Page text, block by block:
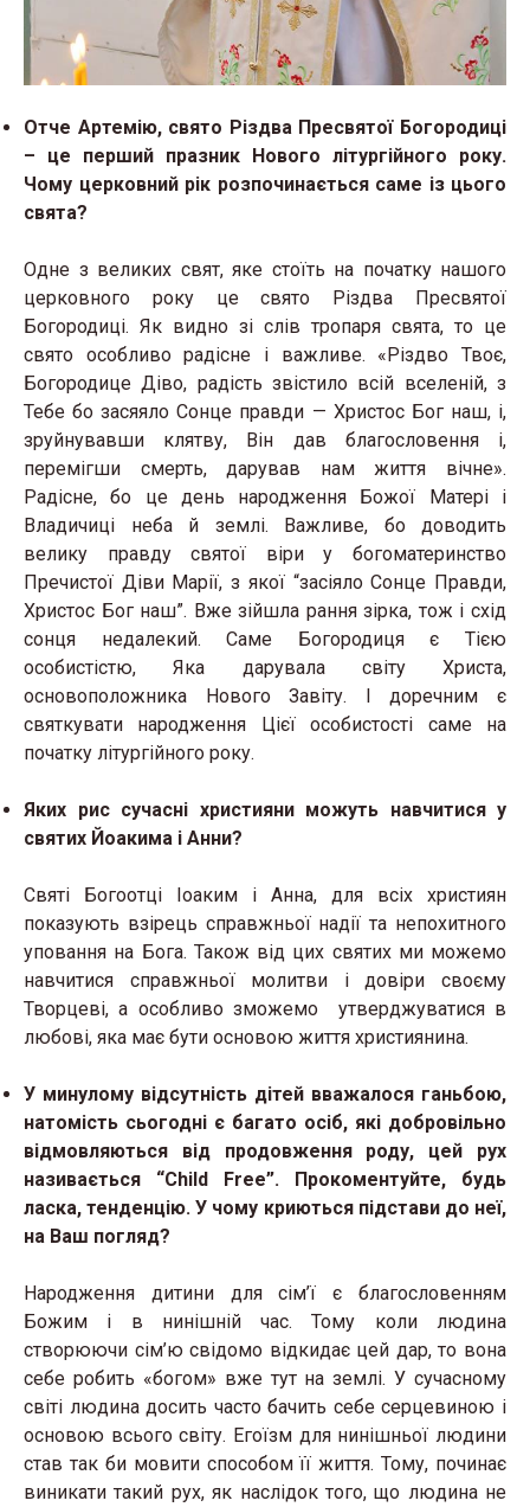
Отче Артемію, свято Різдва Пресвятої Богородиці
– це перший празник Нового літургійного року.
Чому церковний рік розпочинається саме із цього
свята?
Одне з великих свят, яке стоїть на початку нашого
церковного року це свято Різдва Пресвятої
Богородиці. Як видно зі слів тропаря свята, то це
свято особливо радісне і важливе. «Різдво Твоє,
Богородице Діво, радість звістило всій вселеній, з
Тебе бо засяяло Сонце правди — Христос Бог наш, і,
зруйнувавши клятву, Він дав благословення і,
перемігши смерть, дарував нам життя вічне».
Радісне, бо це день народження Божої Матері і
Владичиці неба й землі. Важливе, бо доводить
велику правду святої віри у богоматеринство
Пречистої Діви Марії, з якої “засіяло Сонце Правди,
Христос Бог наш”. Вже зійшла рання зірка, тож і схід
сонця недалекий. Саме Богородиця є Тією
особистістю, Яка дарувала світу Христа,
основоположника Нового Завіту. І доречним є
святкувати народження Цієї особистості саме на
початку літургійного року.
Яких рис сучасні християни можуть навчитися у
святих Йоакима і Анни?
Святі Богоотці Іоаким і Анна, для всіх християн
показують взірець справжньої надії та непохитного
уповання на Бога. Також від цих святих ми можемо
навчитися справжньої молитви і довіри своєму
Творцеві, а особливо зможемо утверджуватися в
любові, яка має бути основою життя християнина.
У минулому відсутність дітей вважалося ганьбою,
натомість сьогодні є багато осіб, які добровільно
відмовляються від продовження роду, цей рух
називається “Child Free”. Прокоментуйте, будь
ласка, тенденцію. У чому криються підстави до неї,
на Ваш погляд?
Народження дитини для сім’ї є благословенням
Божим і в нинішній час. Тому коли людина
створюючи сім’ю свідомо відкидає цей дар, то вона
себе робить «богом» вже тут на землі. У сучасному
світі людина досить часто бачить себе серцевиною і
основою всього світу. Егоїзм для нинішньої людини
став так би мовити способом її життя. Тому, починає
виникати такий рух, як наслідок того, що людина не